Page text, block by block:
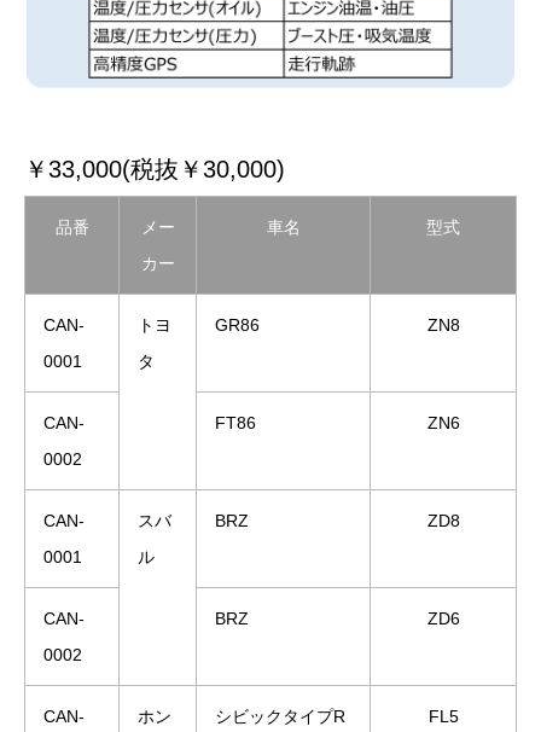
￥33,000(税抜￥30,000)
品番
メー
カー
車名 型式
CAN-
0001
トヨ
タ
GR86 ZN8
CAN-
0002
FT86 ZN6
CAN-
0001
スバ
ル
BRZ ZD8
CAN-
0002
BRZ ZD6
CAN-
ホン
シビックタイプR FL5